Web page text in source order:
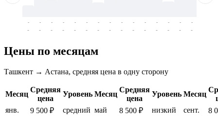
-
-
-
-
-
-
-
-
-
-
-
-
-
-
-
-
-
-
-
-
-
-
-
-
-
-
-
-
-
-
Цены по месяцам
Ташкент → Астана, средняя цена в одну сторону
Месяц
Средняя
цена
Уровень Месяц
Средняя
цена
Уровень Месяц
янв.
9 500 ₽ средний май 8 500 ₽ низкий сент.
8